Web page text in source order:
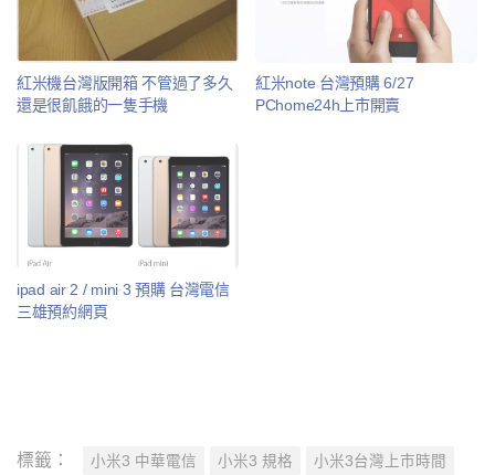
紅米機台灣版開箱 不管過了多久
還是很飢餓的一隻手機
紅米note 台灣預購 6/27
PChome24h上市開賣
ipad air 2 / mini 3 預購 台灣電信
三雄預約網頁
標籤： 小米3 中華電信 小米3 規格 小米3台灣上市時間